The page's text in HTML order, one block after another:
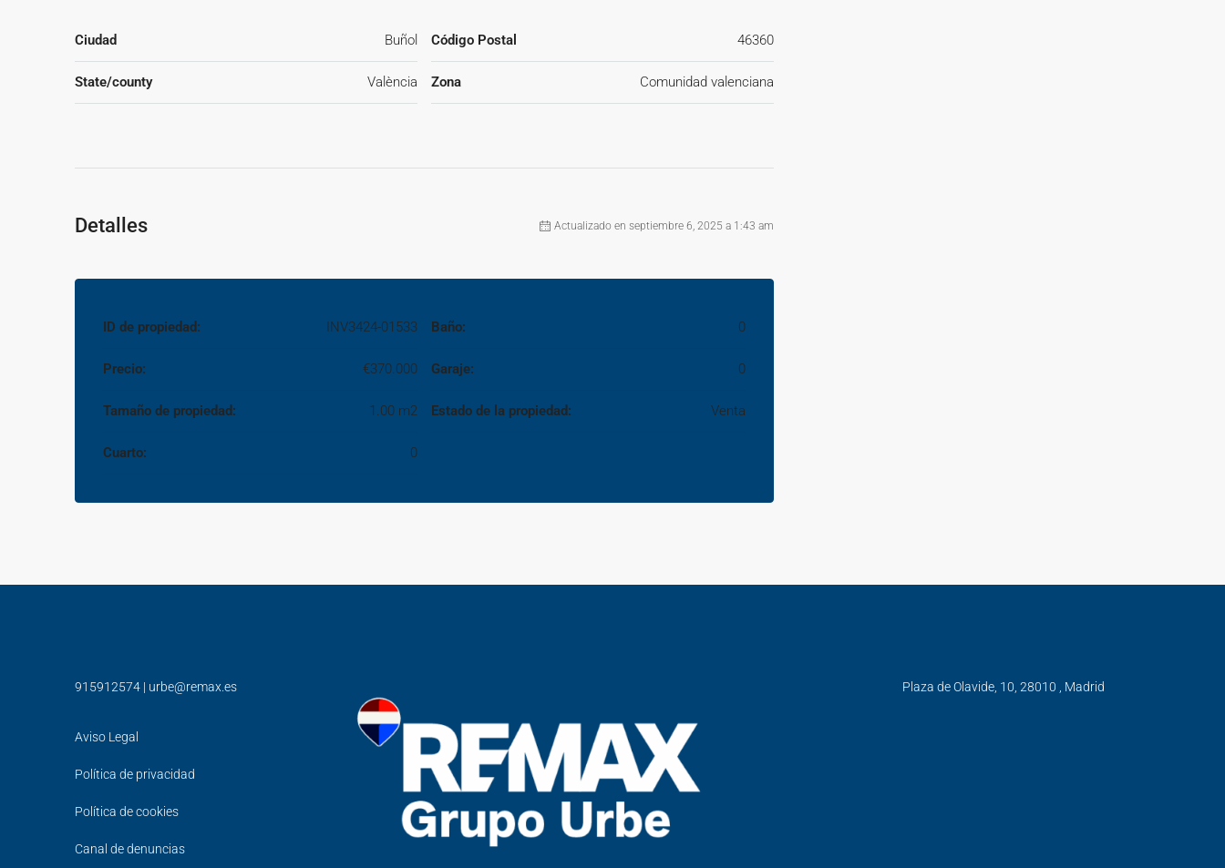
Ciudad Buñol
State/county València
Código Postal 46360
Zona Comunidad valenciana
Detalles Actualizado en septiembre 6, 2025 a 1:43 am
ID de propiedad: INV3424-01533
Precio: €370.000
Tamaño de propiedad: 1.00 m2
Cuarto: 0
Baño: 0
Garaje: 0
Estado de la propiedad: Venta
915912574 | urbe@remax.es
Aviso Legal
Política de privacidad
Política de cookies
Canal de denuncias
Plaza de Olavide, 10, 28010 , Madrid